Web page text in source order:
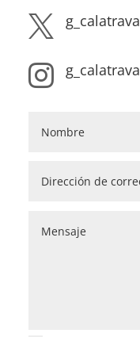
 g_calatrava
 g_calatrava